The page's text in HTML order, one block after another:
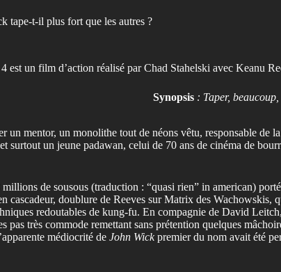
tape-t-il plus fort que les autres ?
est un film d’action réalisé par Chad Stahelski avec Keanu
Synopsis : Taper,
un mentor, un monolithe tout de néons vêtu, responsable de
surtout un jeune padawan, celui de 70 ans de cinéma de
millions de sousous (traduction : “quasi rien” in american)
cascadeur, doublure de Reeves sur Matrix des
redoutables de kung-fu. En compagnie de David
pas très commode remettant sans prétention quelques
médiocrité de John Wickpremier du nom avait été